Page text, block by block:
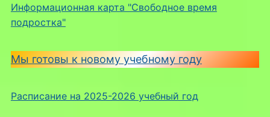
Информационная карта "Свободное время
подростка"
Мы готовы к новому учебному году
Расписание на 2025-2026 учебный год